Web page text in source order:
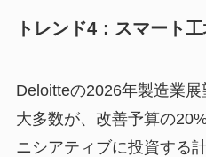
トレンド4：スマート
Deloitteの2026年製造業
大多数が、改善予算の
ニシアティブに投資する